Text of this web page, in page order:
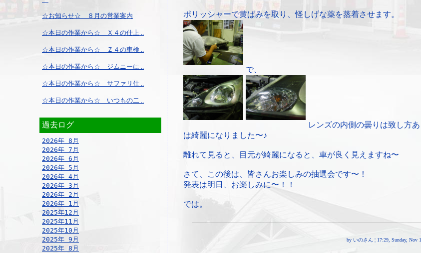
☆お知らせ☆ ８月の営業案内
☆本日の作業から☆ Ｘ４の仕上 ..
☆本日の作業から☆ Ｚ４の車検 ..
☆本日の作業から☆ ジムニーに ..
☆本日の作業から☆ サファリ仕 ..
☆本日の作業から☆ いつもの二 ..
過去ログ
2026年 8月
2026年 7月
2026年 6月
2026年 5月
2026年 4月
2026年 3月
2026年 2月
2026年 1月
2025年12月
2025年11月
2025年10月
2025年 9月
2025年 8月
ポリッシャーで黄ばみを取り、怪しげな薬を蒸着させます。
で、
レンズの内側の曇りは致し方
は綺麗になりました〜♪
離れて見ると、目元が綺麗になると、車が良く見えますね〜
さて、この後は、皆さんお楽しみの抽選会です〜！
発表は明日、お楽しみに〜！！
では。
by いのさん ¦ 17:29, Sunday, Nov